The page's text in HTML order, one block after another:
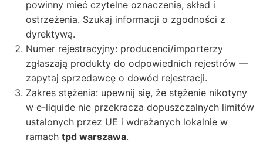
powinny mieć czytelne oznaczenia, skład i
ostrzeżenia. Szukaj informacji o zgodności z
dyrektywą.
Numer rejestracyjny: producenci/importerzy
zgłaszają produkty do odpowiednich rejestrów —
zapytaj sprzedawcę o dowód rejestracji.
Zakres stężenia: upewnij się, że stężenie nikotyny
w e-liquide nie przekracza dopuszczalnych limitów
ustalonych przez UE i wdrażanych lokalnie w
ramach tpd warszawa.